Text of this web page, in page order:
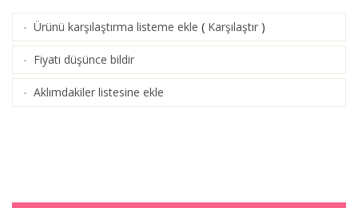
· Ürünü karşılaştırma listeme ekle ( Karşılaştır )
· Fiyatı düşünce bildir
· Aklımdakiler listesine ekle